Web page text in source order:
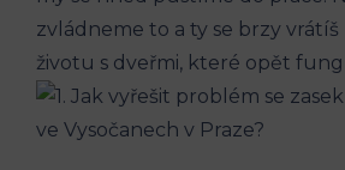
zvládneme to a ty se brzy
životu s dveřmi, které opět